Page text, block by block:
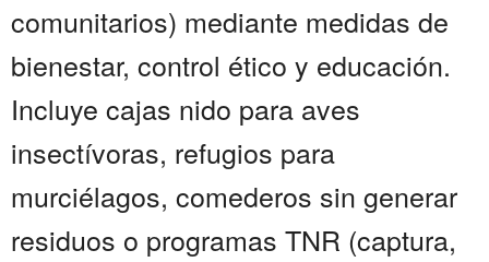
comunitarios) mediante medidas de
bienestar, control ético y educación.
Incluye cajas nido para aves
insectívoras, refugios para
murciélagos, comederos sin generar
residuos o programas TNR (captura,